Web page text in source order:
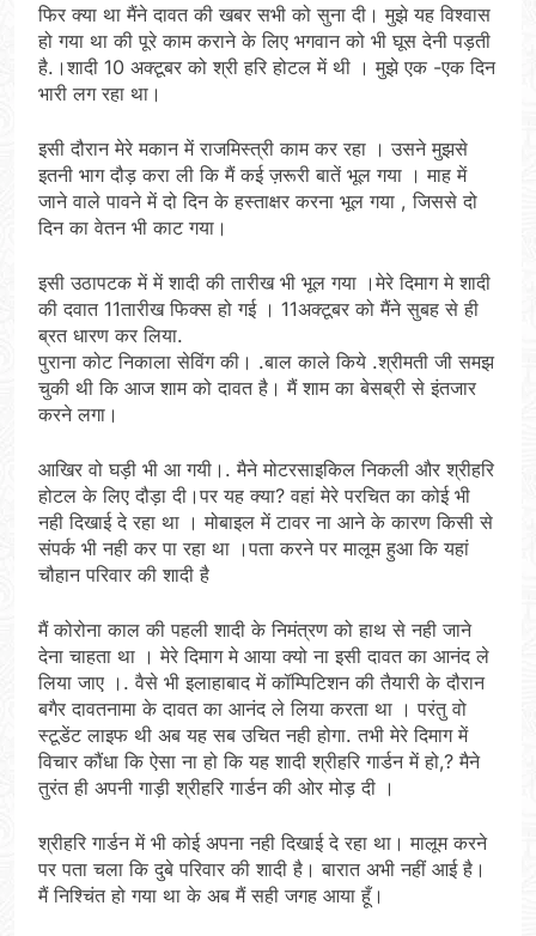
फिर क्या था मैंने दावत की खबर सभी को सुना दी। मुझे यह विश्वास
हो गया था की पूरे काम कराने के लिए भगवान को भी घूस देनी पड़ती
है.।शादी 10 अक्टूबर को श्री हरि होटल में थी । मुझे एक -एक दिन
भारी लग रहा था।
इसी दौरान मेरे मकान में राजमिस्त्री काम कर रहा । उसने मुझसे
इतनी भाग दौड़ करा ली कि मैं कई ज़रूरी बातें भूल गया । माह में
जाने वाले पावने में दो दिन के हस्ताक्षर करना भूल गया , जिससे दो
दिन का वेतन भी काट गया।
इसी उठापटक में में शादी की तारीख भी भूल गया ।मेरे दिमाग मे शादी
की दवात 11तारीख फिक्स हो गई । 11अक्टूबर को मैंने सुबह से ही
ब्रत धारण कर लिया.
पुराना कोट निकाला सेविंग की। .बाल काले किये .श्रीमती जी समझ
चुकी थी कि आज शाम को दावत है। मैं शाम का बेसब्री से इंतजार
करने लगा।
आखिर वो घड़ी भी आ गयी।. मैने मोटरसाइकिल निकली और श्रीहरि
होटल के लिए दौड़ा दी।पर यह क्या? वहां मेरे परचित का कोई भी
नही दिखाई दे रहा था । मोबाइल में टावर ना आने के कारण किसी से
संपर्क भी नही कर पा रहा था ।पता करने पर मालूम हुआ कि यहां
चौहान परिवार की शादी है
मैं कोरोना काल की पहली शादी के निमंत्रण को हाथ से नही जाने
देना चाहता था । मेरे दिमाग मे आया क्यो ना इसी दावत का आनंद ले
लिया जाए ।. वैसे भी इलाहाबाद में कॉम्पिटिशन की तैयारी के दौरान
बगैर दावतनामा के दावत का आनंद ले लिया करता था । परंतु वो
स्टूडेंट लाइफ थी अब यह सब उचित नही होगा. तभी मेरे दिमाग में
विचार कौंधा कि ऐसा ना हो कि यह शादी श्रीहरि गार्डन में हो,? मैने
तुरंत ही अपनी गाड़ी श्रीहरि गार्डन की ओर मोड़ दी ।
श्रीहरि गार्डन में भी कोई अपना नही दिखाई दे रहा था। मालूम करने
पर पता चला कि दुबे परिवार की शादी है। बारात अभी नहीं आई है।
मैं निश्चिंत हो गया था के अब मैं सही जगह आया हूँ।